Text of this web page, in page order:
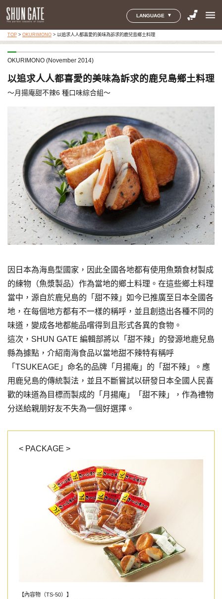
LANGUAGE menu
TOP> OKURIMONO> 以追求人人都喜愛的美味為訴求的鹿兒島鄉土料理
OKURIMONO (November 2014)
以追求人人都喜愛的美味為訴求的鹿兒島鄉土料理
～月揚庵甜不辣6 種口味綜合組～
< PACKAGE >
【內容物（TS-50）】
因日本為海島型國家，因此全國各地都有使用魚類食材製成
的練物（魚漿製品）作為當地的鄉土料理。在這些鄉土料理
當中，源自於鹿兒島的「甜不辣」如今已推廣至日本全國各
地，在每個地方都有不一樣的稱呼，並且創造出各種不同的
味道，變成各地都能品嚐得到且形式各異的食物。
這次，SHUN GATE 編輯部將以「甜不辣」的發源地鹿兒島
縣為據點，介紹南海食品以當地甜不辣特有稱呼
「TSUKEAGE」命名的品牌「月揚庵」的「甜不辣」。應
用鹿兒島的傳統製法，並且不斷嘗試以研發日本全國人民喜
歡的味道為目標而製成的「月揚庵」「甜不辣」，作為禮物
分送給親朋好友不失為一個好選擇。